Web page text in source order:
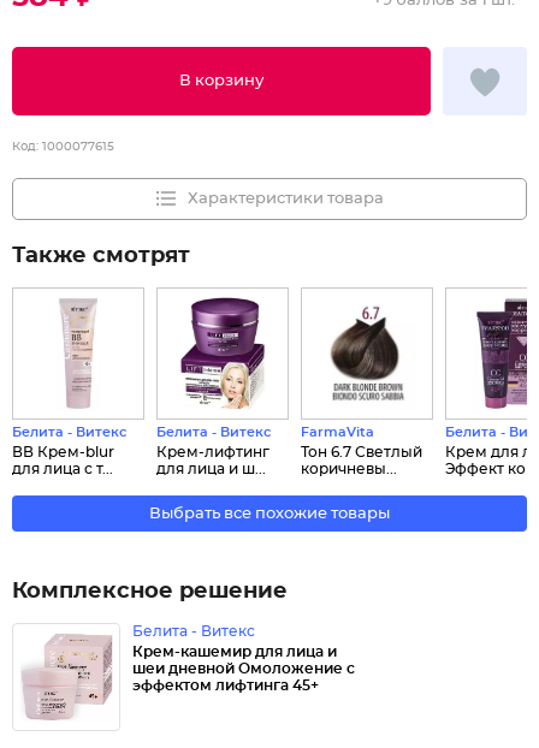
В корзину
Код: 1000077615
Характеристики товара
Также смотрят
Белита - Витекс
ВВ Крем-blur
для лица с т...
Белита - Витекс
Крем-лифтинг
для лица и ш...
FarmaVita
Тон 6.7 Светлый
коричневы...
Белита -
Крем для
Эффект
Выбрать все похожие товары
Комплексное решение
Белита - Витекс
Крем-кашемир для лица и
шеи дневной Омоложение с
эффектом лифтинга 45+